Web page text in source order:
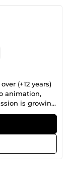
(+12 years)
animation,
is growing
like After
you want
of the box
Right Place. I
for